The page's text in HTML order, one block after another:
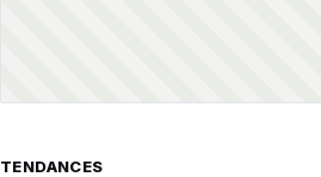
TENDANCES